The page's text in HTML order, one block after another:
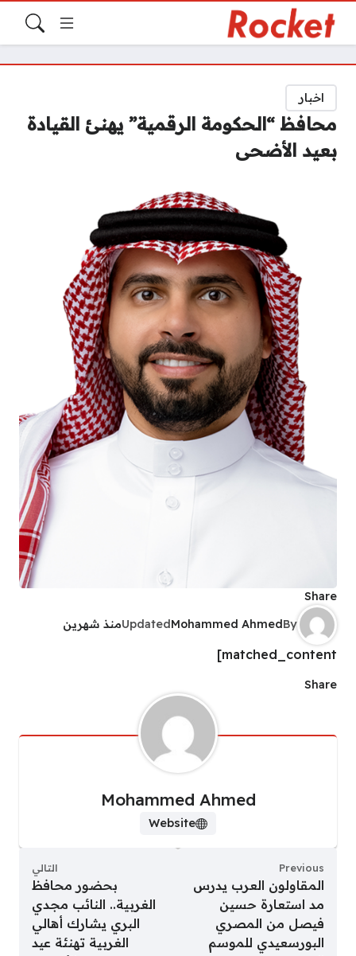
اخبار
محافظ “الحكومة الرقمية” يهنئ القيادة
بعيد الأضحى
Share
By
Mohammed Ahmed
Updatedمنذ شهرين
matched_content]
Share
Mohammed Ahmed
Website
Previous
المقاولون العرب يدرس
مد استعارة حسين
فيصل من المصري
البورسعيدي للموسم
التالي
بحضور محافظ
الغربية.. النائب مجدي
البري يشارك أهالي
الغربية تهنئة عيد